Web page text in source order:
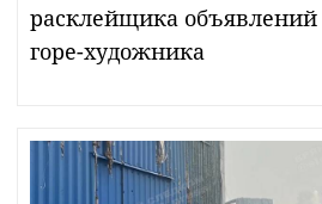
расклейщика объявлений
горе-художника